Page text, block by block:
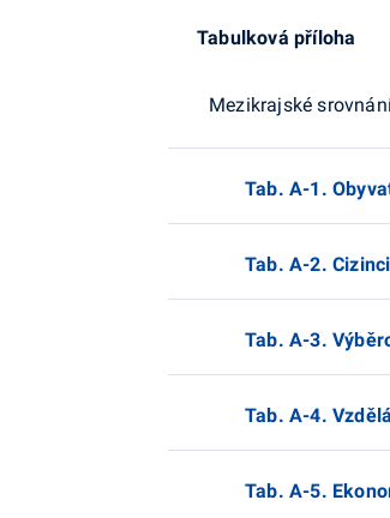
Tabulková příloha
Mezikrajské
Tab. A-1.
Tab. A-2. Cizinci
Tab. A-3.
Tab. A-4.
Tab. A-5.